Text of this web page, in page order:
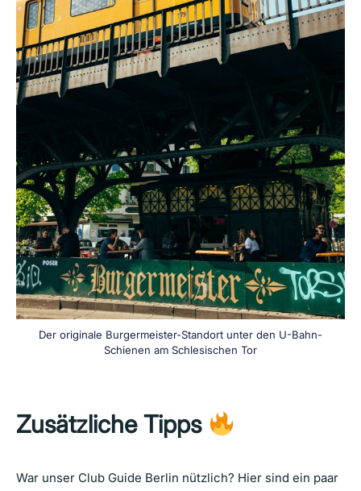
Der originale Burgermeister-Standort unter den U-Bahn-
Schienen am Schlesischen Tor
Zusätzliche Tipps
War unser Club Guide Berlin nützlich? Hier sind ein paar